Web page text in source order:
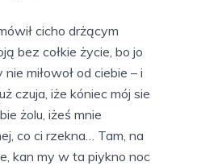
cicho drżącym
bez cołkie życie, bo jo
miłowoł od ciebie – i
czuja, iże kóniec mój sie
żolu, iżeś mnie
co ci rzekna… Tam, na
kan my w ta piykno noc